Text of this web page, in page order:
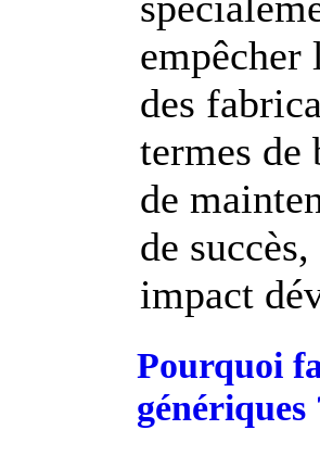
empêcher
des
termes de
de
de
impact
Pourquoi
génériques